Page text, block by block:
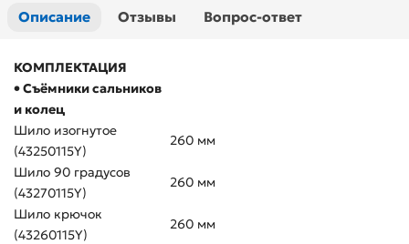
Описание Отзывы Вопрос-ответ
КОМПЛЕКТАЦИЯ
• Съёмники сальников
и колец
Шило изогнутое
(43250115Y)
260 мм
Шило 90 градусов
(43270115Y)
260 мм
Шило крючок
(43260115Y)
260 мм